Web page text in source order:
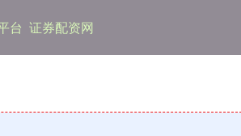
台 证券配资网